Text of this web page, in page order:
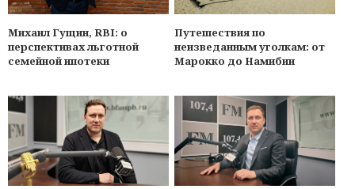
Михаил Гущин, RBI: о
перспективах льготной
семейной ипотеки
Путешествия по
неизведанным уголкам: от
Марокко до Намибии